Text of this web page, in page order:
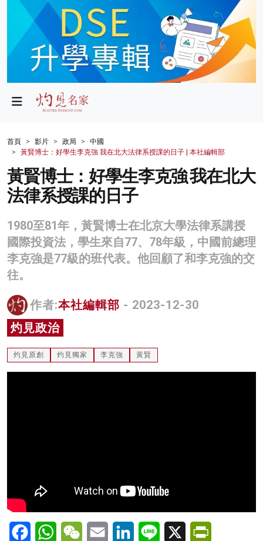
政局
財經
生活
健康
商業
科技
影片
名家榜
灼見活動
關於我們
首頁 影片 政局
中國
黃賢博士：好學生李克強 我在北大法律系授課的日子 | 本社編輯部
黃賢博士：好學生李克強 我在北大
法律系授課的日子
1980至81年，黃賢博士在北京大學法律系講授
國際投資法，學生來自77、78年級，中國前總理
李克強是77級的班代表。他回顧了和李克強的交
往。
作者:本社編輯部 - 2023-12-30
灼見政治
灼見原創 灼見獨家 李克強 黃賢
FacebookWhatsAppWeChatEmail LinkedInLine X